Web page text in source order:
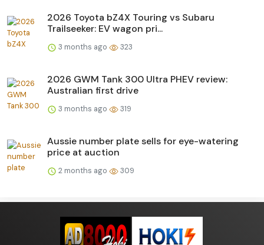
2026 Toyota bZ4X Touring vs Subaru
Trailseeker: EV wagon pri...
3 months ago 323
2026 GWM Tank 300 Ultra PHEV review:
Australian first drive
3 months ago 319
Aussie number plate sells for eye-watering
price at auction
2 months ago 309